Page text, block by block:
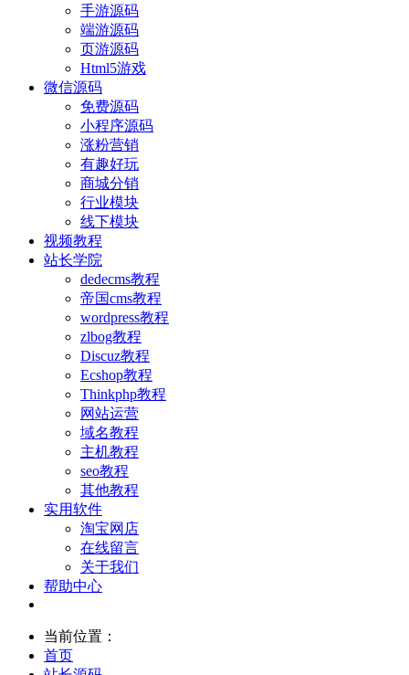
手游源码
端游源码
页游源码
Html5游戏
微信源码
免费源码
小程序源码
涨粉营销
有趣好玩
商城分销
行业模块
线下模块
视频教程
站长学院
dedecms教程
帝国cms教程
wordpress教程
zlbog教程
Discuz教程
Ecshop教程
Thinkphp教程
网站运营
域名教程
主机教程
seo教程
其他教程
实用软件
淘宝网店
在线留言
关于我们
帮助中心
当前位置：
首页